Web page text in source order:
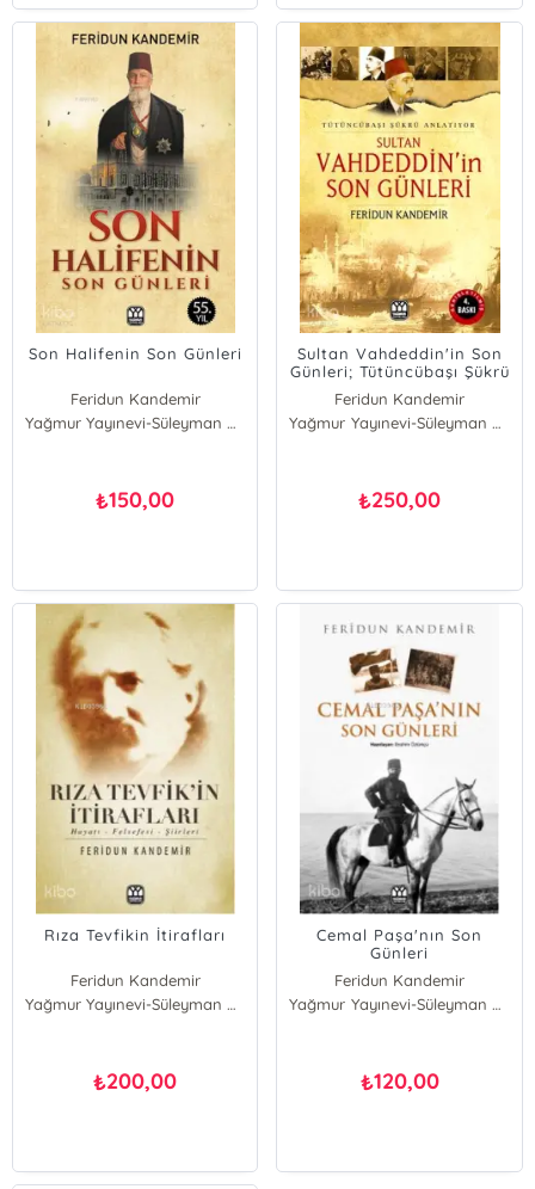
Son Halifenin Son Günleri
Feridun Kandemir
Yağmur Yayınevi-Süleyman Özdemir
₺150,00
Sultan Vahdeddin'in Son
Günleri; Tütüncübaşı Şükrü
Anlatıyor
Feridun Kandemir
Yağmur Yayınevi-Süleyman Özdemir
₺250,00
Rıza Tevfikin İtirafları
Feridun Kandemir
Yağmur Yayınevi-Süleyman Özdemir
₺200,00
Cemal Paşa'nın Son
Günleri
Feridun Kandemir
Yağmur Yayınevi-Süleyman Özdemir
₺120,00